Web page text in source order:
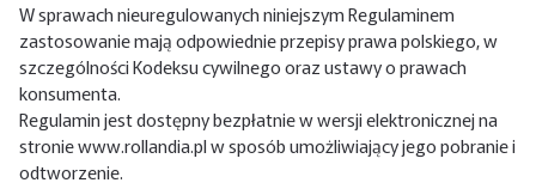
W sprawach nieuregulowanych niniejszym Regulaminem
zastosowanie mają odpowiednie przepisy prawa polskiego, w
szczególności Kodeksu cywilnego oraz ustawy o prawach
konsumenta.
Regulamin jest dostępny bezpłatnie w wersji elektronicznej na
stronie www.rollandia.pl w sposób umożliwiający jego pobranie i
odtworzenie.